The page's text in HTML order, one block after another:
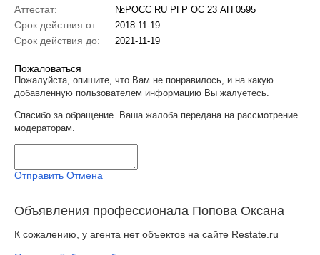
Аттестат: №РОСС RU РГР ОС 23 АН 0595
Срок действия от: 2018-11-19
Срок действия до: 2021-11-19
Пожаловаться
Пожалуйста, опишите, что Вам не понравилось, и на какую
добавленную пользователем информацию Вы жалуетесь.
Спасибо за обращение. Ваша жалоба передана на рассмотрение
модераторам.
Отправить Отмена
Объявления профессионала Попова Оксана
К сожалению, у агента нет объектов на сайте Restate.ru